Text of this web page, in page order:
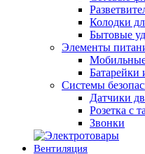
Колодки
Бытовые
Элементы
Мобильные
Батарейки
Системы
Датчики
Розетка с
Звонки
Вентиляция